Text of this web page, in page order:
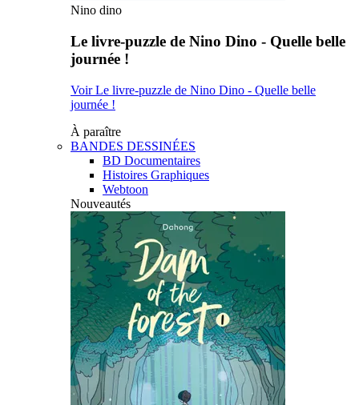
Nino dino
Le livre-puzzle de Nino Dino - Quelle belle
journée !
Voir Le livre-puzzle de Nino Dino - Quelle belle
journée !
À paraître
BANDES DESSINÉES
BD Documentaires
Histoires Graphiques
Webtoon
Nouveautés